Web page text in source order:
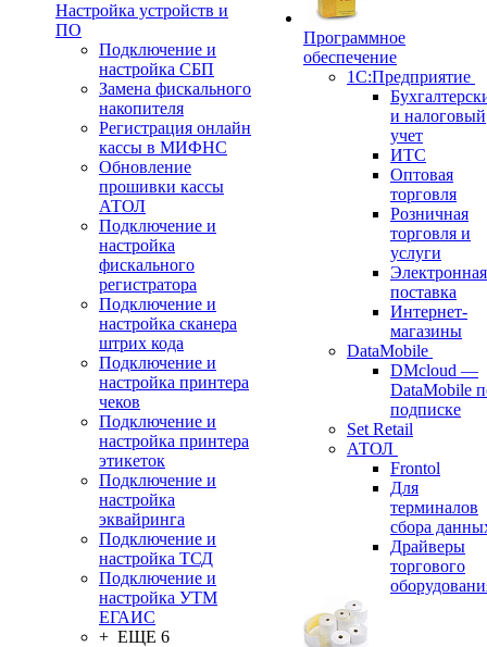
Настройка устройств и
ПО
Подключение и
настройка СБП
Замена фискального
накопителя
Регистрация онлайн
кассы в МИФНС
Обновление
прошивки кассы
АТОЛ
Подключение и
настройка
фискального
регистратора
Подключение и
настройка сканера
штрих кода
Подключение и
настройка принтера
чеков
Подключение и
настройка принтера
этикеток
Подключение и
настройка
эквайринга
Подключение и
настройка ТСД
Подключение и
настройка УТМ
ЕГАИС
+ ЕЩЕ 6
Программное
обеспечение
1С:Предприятие
и налоговый
учет
ИТС
Оптовая
торговля
Розничная
торговля и
услуги
Электронная
поставка
Интернет-
магазины
DataMobile
DMcloud —
DataMobile
подписке
Set Retail
АТОЛ
Frontol
Для
терминалов
сбора
Драйверы
торгового